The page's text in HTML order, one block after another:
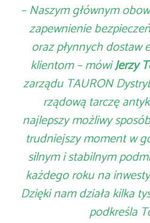
– Naszym głównym
zapewnienie
oraz płynnych dostaw
klientom – mówiJerzy
zarządu TAURON
rządową tarczę
najlepszy możliwy
trudniejszy moment w
silnym i stabilnym
każdego roku na
Dzięki nam działa kilka
podkreśla